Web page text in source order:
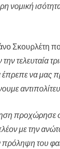
νομική
Σκουρλέτη
την τελευταία
να μας
προχώρησε
με την
του